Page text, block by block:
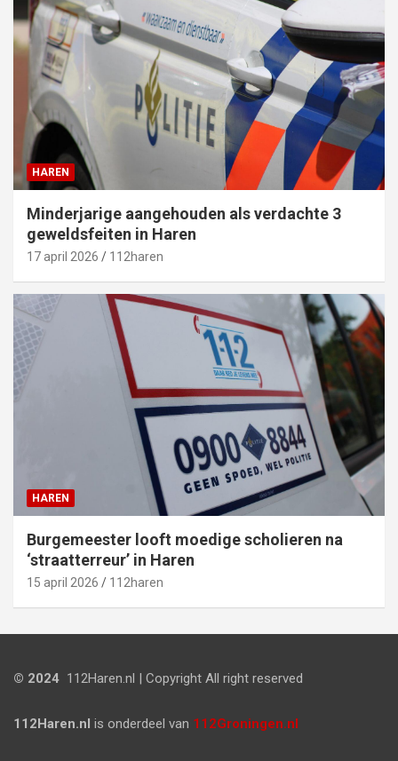
HAREN
Minderjarige aangehouden als verdachte 3
geweldsfeiten in Haren
17 april 2026 112haren
HAREN
Burgemeester looft moedige scholieren na
‘straatterreur’ in Haren
15 april 2026 112haren
© 2024 112Haren.nl | Copyright All right reserved
112Haren.nl is onderdeel van 112Groningen.nl